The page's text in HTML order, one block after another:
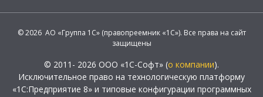
© 2026 АО «Группа 1С» (правопреемник «1С»). Все права на сайт
защищены
© 2011- 2026 ООО «1С-Софт» (о компании).
Исключительное право на технологическую платформу
«1С:Предприятие 8» и типовые конфигурации программных